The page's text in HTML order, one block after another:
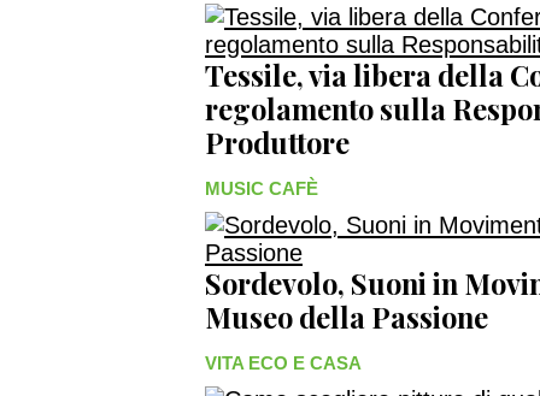
Tessile, via libera della
regolamento sulla
Produttore
MUSIC CAFÈ
Sordevolo, Suoni in
Museo della Passione
VITA ECO E CASA